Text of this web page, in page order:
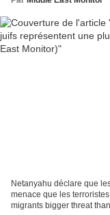
Netanyahu déclare que
menace que les
migrants bigger threat